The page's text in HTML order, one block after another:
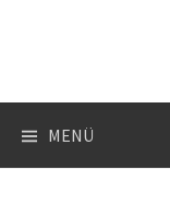
MENÜ